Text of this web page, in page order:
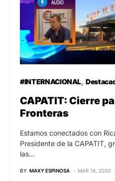
#INTERNACIONAL
CAPATIT: Cierre
Fronteras
Estamos conectados con
Presidente de la CAPATIT,
las…
BY MAXY ESPINOSA MAR 16, 2020